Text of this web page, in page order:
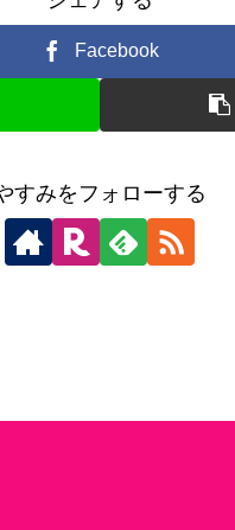
Facebook
すみをフォローする